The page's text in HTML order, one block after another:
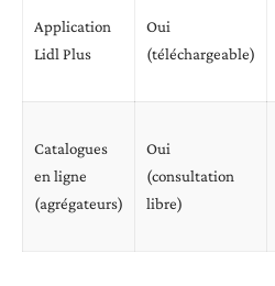
Application
Lidl Plus
Oui
(téléchargeable)
Catalogues
en ligne
(agrégateurs)
Oui
(consultation
libre)